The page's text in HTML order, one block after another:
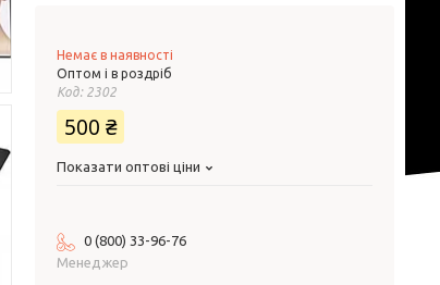
Немає в наявності
Оптом і в роздріб
Код: 2302
500 ₴
Показати оптові ціни
0 (800) 33-96-76
Менеджер